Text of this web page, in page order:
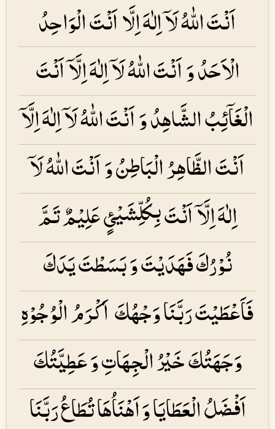
اَنْتَ اللّٰهُ لَاۤ اِلٰهَ اِلَّا اَنْتَ الْوَاحِدُ
الْاَحَدُ وَ اَنْتَ اللّٰهُ لَاۤ اِلٰهَ اِلَّاۤ اَنْتَ
الْغَاۤئِبُ الشَّاهِدُ وَ اَنْتَ اللّٰهُ لَاۤ اِلٰهَ اِلَّاۤ
اَنْتَ الظَّاهِرُ الْبَاطِنُ وَ اَنْتَ اللّٰهُ لَاۤ
اِلٰهَ اِلَّاۤ اَنْتَ بِكُلِّشَيْئٍ عَلِيْمٌ تَمَّ
نُوْرُكَ فَهَدَيْتَ وَ بَسَطْتَ يَدَكَ
فَاَعْطَيْتَ رَبَّنَا وَجْهُكَ اَكْرَمُ الْوُجُوْهِ
وَجَهَتُكَ خَيْرُ الْجِهَاتِ وَ عَطِيَّتُكَ
اَفْضَلُ الْعَطَايَا وَ اَهْنَاُهَا تُطَاعُ رَبَّنَا